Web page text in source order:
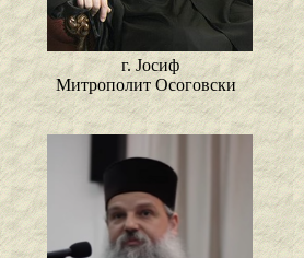
г. Јосиф
Митрополит Осоговски